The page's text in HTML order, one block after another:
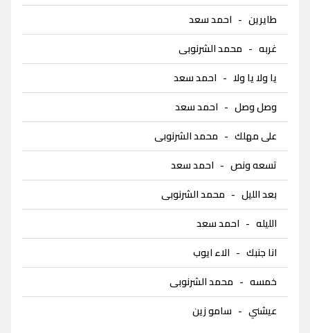
طايرين - احمد سعد
غربه - محمد الشرنوبى
يا ولا يا ولا - احمد سعد
وصل وصل - احمد سعد
على مهلك - محمد الشرنوبى
تسعه ونص - احمد سعد
بعد الليل - محمد الشرنوبى
الليله - احمد سعد
انا جنبك - الاء ايوب
خمسه - محمد الشرنوبى
عيشني - سامو زين